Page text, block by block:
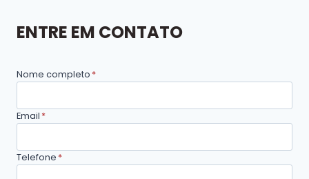
ENTRE EM CONTATO
Nome completo *
Email *
Telefone *